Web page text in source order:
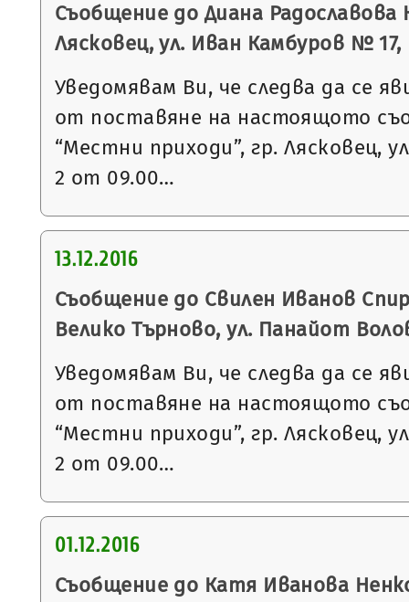
Съобщение до Диана Радославова
Лясковец, ул. Иван Камбуров № 17,
Уведомявам Ви, че следва да се
от поставяне на настоящото
“Местни приходи”, гр. Лясковец,
2 от 09.00…
13.12.2016
Съобщение до Свилен Иванов
Велико Търново, ул. Панайот
Уведомявам Ви, че следва да се
от поставяне на настоящото
“Местни приходи”, гр. Лясковец,
2 от 09.00…
01.12.2016
Съобщение до Катя Иванова